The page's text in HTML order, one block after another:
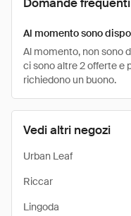
Vedi altri negozi
Urban Leaf
Riccar
Lingoda
Al momento sono
Al momento, non sono
ci sono altre 2 offerte e
richiedono un buono.